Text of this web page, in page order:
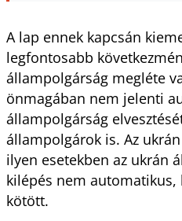
A lap ennek kapcsán
legfontosabb
állampolgárság megléte
önmagában nem jelenti
állampolgárság
állampolgárok is. Az
ilyen esetekben az ukrán
kilépés nem
kötött.